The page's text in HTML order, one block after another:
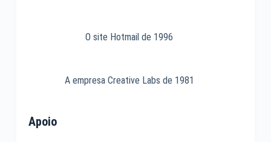
O site Hotmail de 1996
A empresa Creative Labs de 1981
Apoio